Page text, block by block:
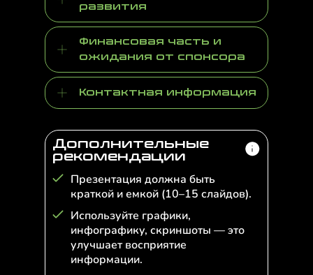
развития
Финансовая часть и
ожидания от спонсора
Контактная информация
Дополнительные
рекомендации
Презентация должна быть
краткой и емкой (10–15 слайдов).
Используйте графики,
инфографику, скриншоты — это
улучшает восприятие
информации.